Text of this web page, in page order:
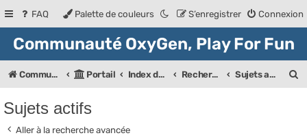
FAQ Connexion
S’enregistrer
Palette de couleurs
Communauté OxyGen, Play For Fun
Communauté OXyGeN Portail Index des forums Rechercher Sujets actifs
Sujets actifs
Aller à la recherche avancée